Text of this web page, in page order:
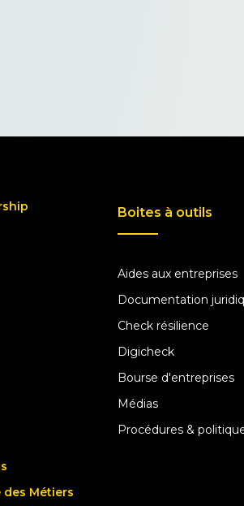
des Métiers
Boites à outils
Aides aux entreprises
Documentation
Check résilience
Digicheck
Bourse d'entreprises
Médias
Procédures &